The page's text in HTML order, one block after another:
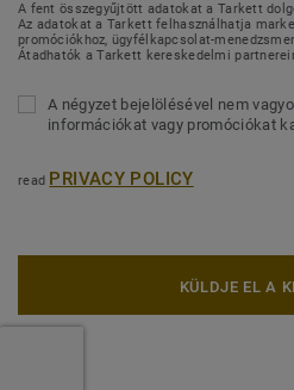
A fent összegyűjtött adatokat a Tarkett
Az adatokat a Tarkett felhasználhatja
promóciókhoz, ügyfélkapcsolat-
Átadhatók a Tarkett kereskedelmi
A négyzet bejelölésével nem
információkat vagy promóciókat
read PRIVACY POLICY
KÜLDJE EL A